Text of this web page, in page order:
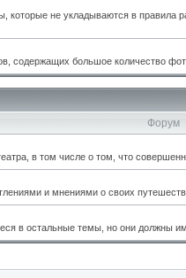
которые не укладываются в
содержащих большое количество
Форум
в том числе о том, что
и мнениями о своих
в остальные темы, но они должны